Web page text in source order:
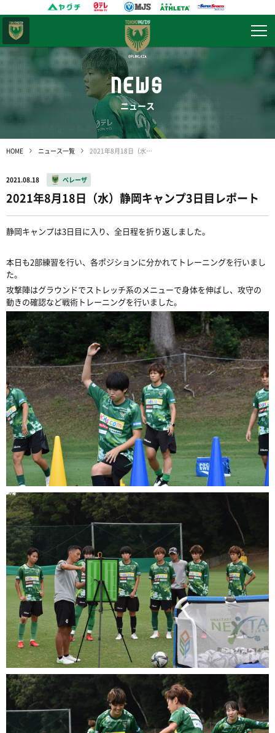
NEWS
ニュース
HOME ニュース一覧 2021年8月18日（水）静岡キャンプ3日目レポート
2021.08.18 ベレーザ
2021年8月18日（水）静岡キャンプ3日目レポート
静岡キャンプは3日目に入り、全日程を折り返しました。
本日も2部練習を行い、各ポジションに分かれてトレーニングを行いまし
た。
攻撃陣はグラウンドでストレッチ系のメニューで身体を伸ばし、攻守の
動きの確認など戦術トレーニングを行いました。